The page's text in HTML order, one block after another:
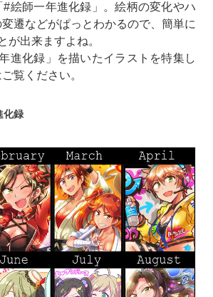
#絵師一年進化録」。絵柄の変化やハ
遷などがぱっとわかるので、簡単に
が出来ますよね。
進化録」を描いたイラストを特集し
覧ください。
化録